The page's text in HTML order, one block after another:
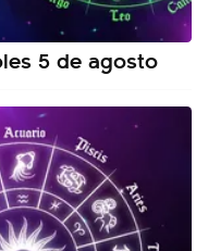
5 de agosto